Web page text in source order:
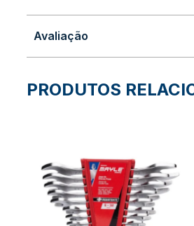
Avaliação
PRODUTOS